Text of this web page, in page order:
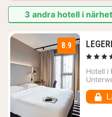
3 andra hotell i
8.9
, 4
Hotell i